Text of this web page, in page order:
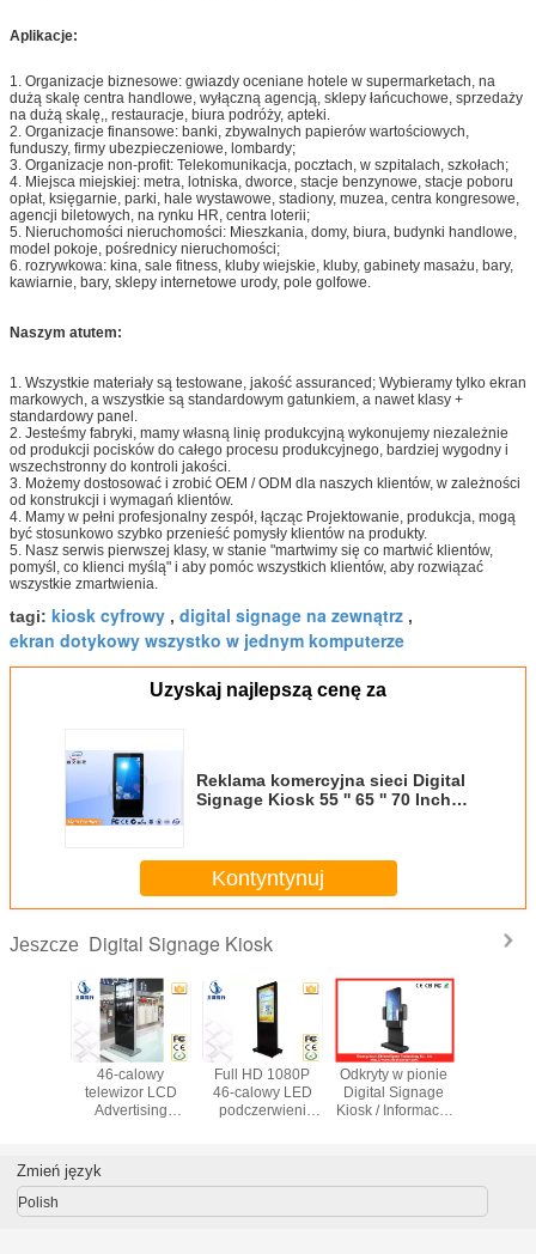
Aplikacje:
1. Organizacje biznesowe: gwiazdy oceniane hotele w supermarketach, na
dużą skalę centra handlowe, wyłączną agencją, sklepy łańcuchowe, sprzedaży
na dużą skalę,, restauracje, biura podróży, apteki.
2. Organizacje finansowe: banki, zbywalnych papierów wartościowych,
funduszy, firmy ubezpieczeniowe, lombardy;
3. Organizacje non-profit: Telekomunikacja, pocztach, w szpitalach, szkołach;
4. Miejsca miejskiej: metra, lotniska, dworce, stacje benzynowe, stacje poboru
opłat, księgarnie, parki, hale wystawowe, stadiony, muzea, centra kongresowe,
agencji biletowych, na rynku HR, centra loterii;
5. Nieruchomości nieruchomości: Mieszkania, domy, biura, budynki handlowe,
model pokoje, pośrednicy nieruchomości;
6. rozrywkowa: kina, sale fitness, kluby wiejskie, kluby, gabinety masażu, bary,
kawiarnie, bary, sklepy internetowe urody, pole golfowe.
Naszym atutem:
1. Wszystkie materiały są testowane, jakość assuranced; Wybieramy tylko ekran
markowych, a wszystkie są standardowym gatunkiem, a nawet klasy +
standardowy panel.
2. Jesteśmy fabryki, mamy własną linię produkcyjną wykonujemy niezależnie
od produkcji pocisków do całego procesu produkcyjnego, bardziej wygodny i
wszechstronny do kontroli jakości.
3. Możemy dostosować i zrobić OEM / ODM dla naszych klientów, w zależności
od konstrukcji i wymagań klientów.
4. Mamy w pełni profesjonalny zespół, łącząc Projektowanie, produkcja, mogą
być stosunkowo szybko przenieść pomysły klientów na produkty.
5. Nasz serwis pierwszej klasy, w stanie "martwimy się co martwić klientów,
pomyśl, co klienci myślą" i aby pomóc wszystkich klientów, aby rozwiązać
wszystkie zmartwienia.
tagi: kiosk cyfrowy , digital signage na zewnątrz ,
ekran dotykowy wszystko w jednym komputerze
Uzyskaj najlepszą cenę za
Reklama komercyjna sieci Digital
Signage Kiosk 55 '' 65 '' 70 Inch
Kontyntynuj
Jeszcze Digital Signage Kiosk
z
46-calowy
telewizor LCD
Advertising
Dla stacji Airport
Full HD 1080P
46-calowy LED
podczerwieni
Odkryty w pionie
Digital Signage
Kiosk / Informacje
Zmień język
Polish